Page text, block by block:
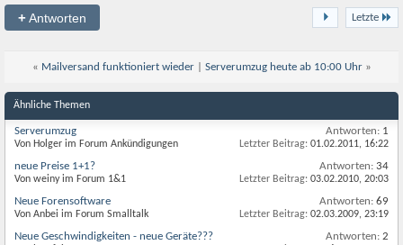
+Antworten Letzte
« Mailversand funktioniert wieder| Serverumzug heute ab 10:00 Uhr »
Ähnliche Themen
Serverumzug
Von Holger im Forum Ankündigungen
Antworten: 1
Letzter Beitrag: 01.02.2011, 16:22
neue Preise 1+1?
Von weiny im Forum 1&1
Antworten: 34
Letzter Beitrag: 03.02.2010, 20:03
Neue Forensoftware
Von Anbei im Forum Smalltalk
Antworten: 69
Letzter Beitrag: 02.03.2009, 23:19
Neue Geschwindigkeiten - neue Geräte??? Antworten: 2